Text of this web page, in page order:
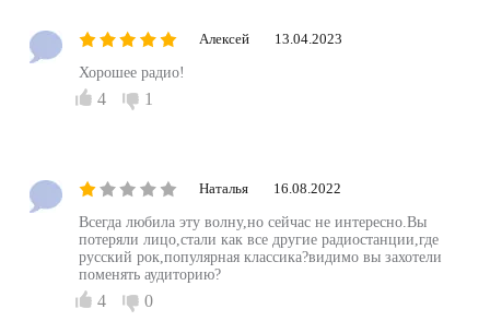
Алексей 13.04.2023
Хорошее радио!
4 1
Наталья 16.08.2022
Всегда любила эту волну,но сейчас не интересно.Вы
потеряли лицо,стали как все другие радиостанции,где
русский рок,популярная классика?видимо вы захотели
поменять аудиторию?
4 0